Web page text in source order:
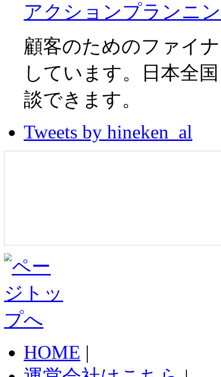
アクションプランニ
顧客のためのファイ
しています。日本全
談できます。
Tweets by hineken_al
HOME |